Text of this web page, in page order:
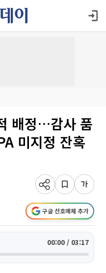
배정…감사 품
미지정 잔혹
구글 선호매체 추가
00:00 / 03:17